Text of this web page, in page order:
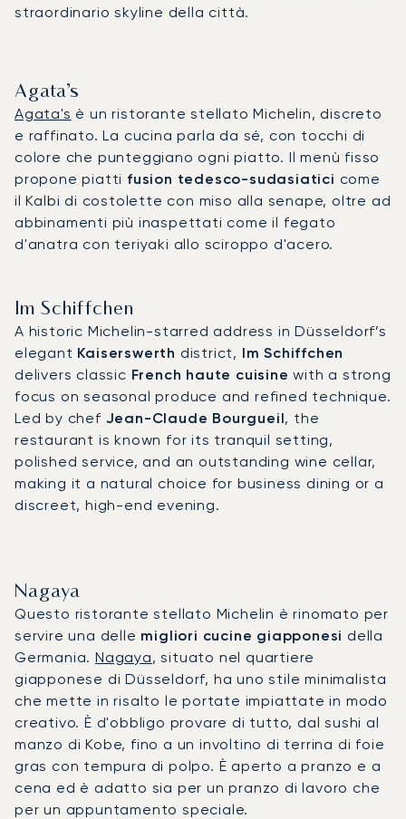
straordinario skyline della città.
Agata’s
Agata's è un ristorante stellato Michelin, discreto
e raffinato. La cucina parla da sé, con tocchi di
colore che punteggiano ogni piatto. Il menù fisso
propone piatti fusion tedesco-sudasiatici come
il Kalbi di costolette con miso alla senape, oltre ad
abbinamenti più inaspettati come il fegato
d'anatra con teriyaki allo sciroppo d'acero.
Im Schiffchen
A historic Michelin-starred address in Düsseldorf’s
elegant Kaiserswerth district, Im Schiffchen
delivers classic French haute cuisine with a strong
focus on seasonal produce and refined technique.
Led by chef Jean-Claude Bourgueil, the
restaurant is known for its tranquil setting,
polished service, and an outstanding wine cellar,
making it a natural choice for business dining or a
discreet, high-end evening.
Nagaya
Questo ristorante stellato Michelin è rinomato per
servire una delle migliori cucine giapponesi della
Germania.Nagaya, situato nel quartiere
giapponese di Düsseldorf, ha uno stile minimalista
che mette in risalto le portate impiattate in modo
creativo. È d'obbligo provare di tutto, dal sushi al
manzo di Kobe, fino a un involtino di terrina di foie
gras con tempura di polpo. È aperto a pranzo e a
cena ed è adatto sia per un pranzo di lavoro che
per un appuntamento speciale.